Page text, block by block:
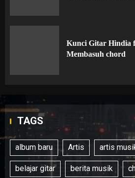
Kunci Gitar Hindia
Membasuh chord
TAGS
album baru Artis artis
belajar gitar berita musik